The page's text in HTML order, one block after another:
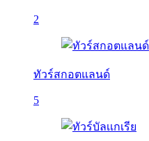
2
ทัวร์สกอตแลนด์
5